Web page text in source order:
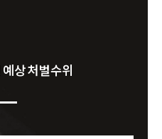
예상 처벌수위